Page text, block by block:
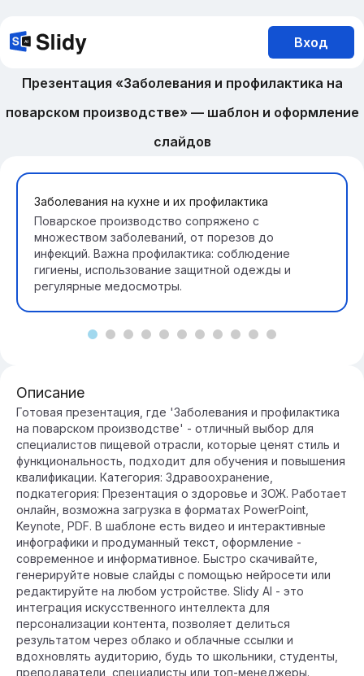
Вход
Презентация «Заболевания и профилактика на
поварском производстве» — шаблон и оформление
слайдов
Заболевания на кухне и их профилактика
Поварское производство сопряжено с
множеством заболеваний, от порезов до
инфекций. Важна профилактика: соблюдение
гигиены, использование защитной одежды и
регулярные медосмотры.
Описание
Готовая презентация, где 'Заболевания и профилактика
на поварском производстве' - отличный выбор для
специалистов пищевой отрасли, которые ценят стиль и
функциональность, подходит для обучения и повышения
квалификации. Категория: Здравоохранение,
подкатегория: Презентация о здоровье и ЗОЖ. Работает
онлайн, возможна загрузка в форматах PowerPoint,
Keynote, PDF. В шаблоне есть видео и интерактивные
инфографики и продуманный текст, оформление -
современное и информативное. Быстро скачивайте,
генерируйте новые слайды с помощью нейросети или
редактируйте на любом устройстве. Slidy AI - это
интеграция искусственного интеллекта для
персонализации контента, позволяет делиться
результатом через облако и облачные ссылки и
вдохновлять аудиторию, будь то школьники, студенты,
преподаватели, специалисты или топ-менеджеры.